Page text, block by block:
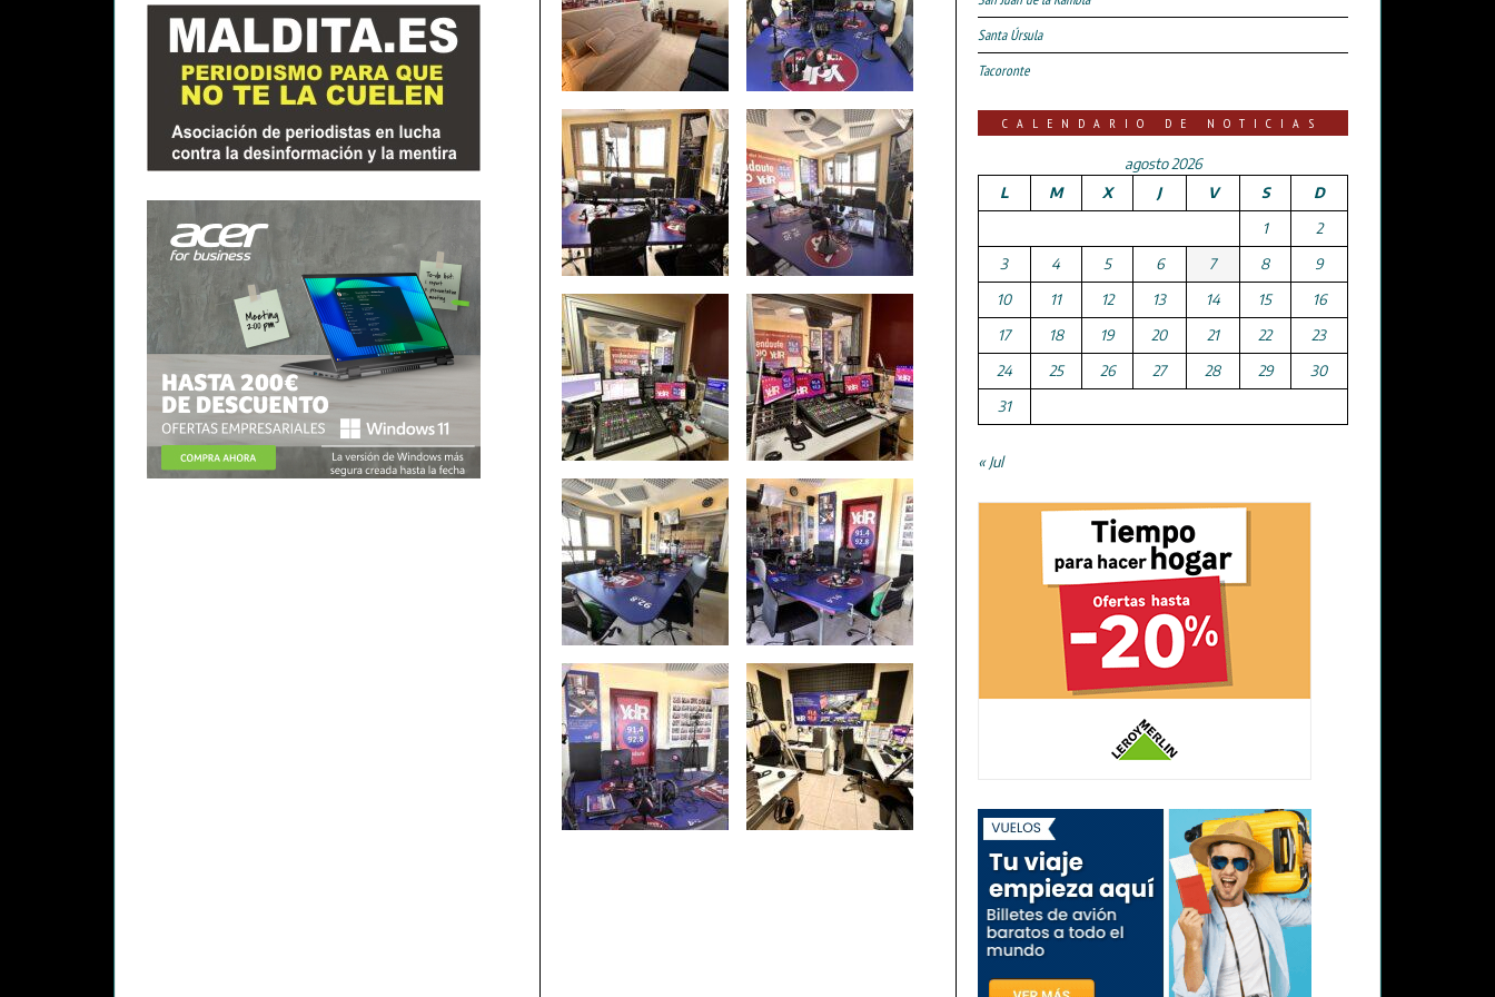
Santa Úrsula
Tacoronte
CALENDARIO DE NOTICIAS
agosto 2026
L
M X J V S
D
1
2
3
4 5 6 7 8
9
10
11 12 13 14 15
16
17
18 19 20 21 22
23
24
25 26 27 28 29
30
31
« Jul